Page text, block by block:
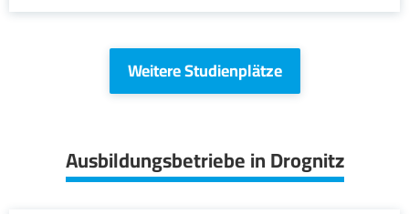
Weitere Studienplätze
Ausbildungsbetriebe in Drognitz